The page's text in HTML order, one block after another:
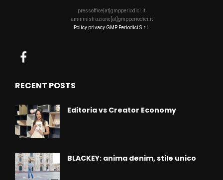
pressoffice[at]gmpperiodici.it
amministrazione[at]gmpperiodici.it
Policy privacy GMP Periodici S.r.l.
RECENT POSTS
Editoria vs Creator Economy
BLACKEY: anima denim, stile unico